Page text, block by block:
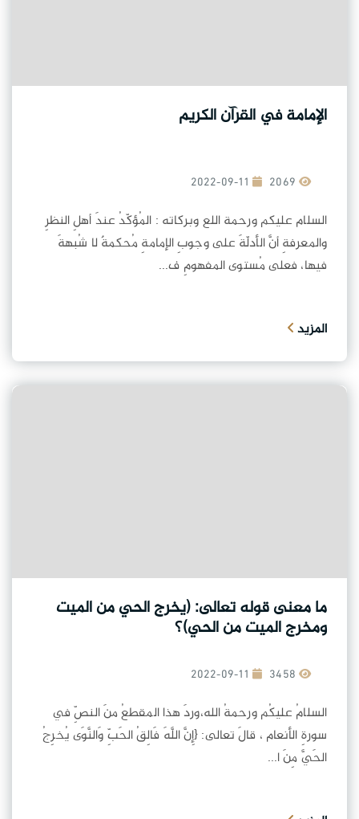
الإمامة في القرآن الكريم
2022-09-11
السلام عليكم ورحمة اللع وبركاته : المُؤكّدُ عندَ أهلِ النظرِ
والمعرفةِ أنَّ الأدلّةَ على وجوبِ الإمامةِ مُحكمةٌ لا شُبهةَ
فيها، فعلى مُستوى المفهومِ ف...
المزيد
ما معنى قوله تعالى: (يخرج الحي من الميت
ومخرج الميت من الحي)؟
2022-09-11
السلامُ عليكُم ورحمةُ الله،وردَ هذا المقطعُ منَ النصِّ في
سورةِ الأنعام ، قالَ تعالى: {إِنَّ اللَّهَ فَالِقُ الحَبِّ وَالنَّوَى يُخرِجُ
الحَيَّ مِنَ ا...